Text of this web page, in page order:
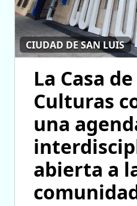
CIUDAD DE SAN LUIS
La Casa
Culturas
una
abierta a